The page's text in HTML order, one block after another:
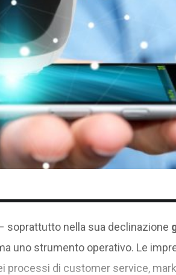
soprattutto nella sua declinazione
uno strumento operativo. Le
processi di customer service,